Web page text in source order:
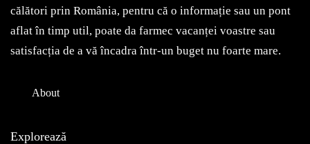
călători prin România, pentru că o informație sau un pont
aflat în timp util, poate da farmec vacanței voastre sau
satisfacția de a vă încadra într-un buget nu foarte mare.
About
Explorează